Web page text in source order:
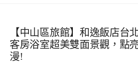
【中山區旅館】和逸飯店台
客房浴室超美雙面景觀，點
漫!